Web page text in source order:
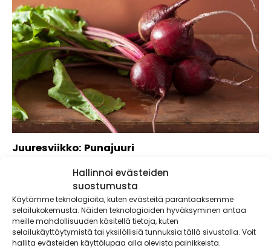
Hallinnoi evästeiden
suostumusta
Käytämme teknologioita, kuten evästeitä parantaaksemme
selailukokemusta. Näiden teknologioiden hyväksyminen antaa
meille mahdollisuuden käsitellä tietoja, kuten
selailukäyttäytymistä tai yksilöllisiä tunnuksia tällä sivustolla. Voit
hallita evästeiden käyttölupaa alla olevista painikkeista.
Juuresviikko: Punajuuri
Joulujuurekset -teemaviikon viimeisenä juureksena
esittellään punajuurikas eli punajuuri. Vielä vuonna 2008
söimme kotimaista punajuurikasta...